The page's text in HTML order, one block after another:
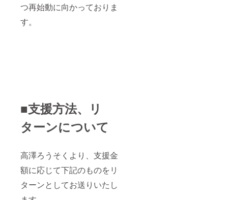
つ再始動に向かっておりま
す。
■支援方法、リ
ターンについて
高澤ろうそくより、支援金
額に応じて下記のものをリ
ターンとしてお送りいたし